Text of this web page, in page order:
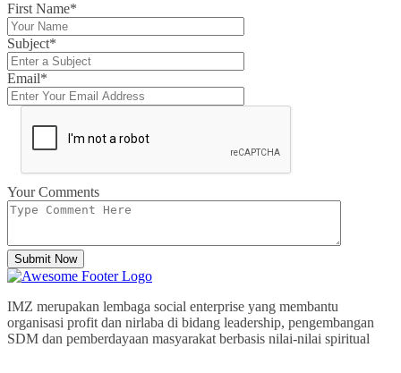
First Name*
Subject*
Email*
Your Comments
Submit Now
IMZ merupakan lembaga social enterprise yang membantu
organisasi profit dan nirlaba di bidang leadership, pengembangan
SDM dan pemberdayaan masyarakat berbasis nilai-nilai spiritual